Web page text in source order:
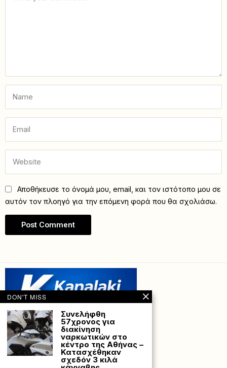
Αποθήκευσε το όνομά μου, email, και τον ιστότοπο μου σε
αυτόν τον πλοηγό για την επόμενη φορά που θα σχολιάσω.
DON'T MISS
Συνελήφθη
57χρονος για
διακίνηση
ναρκωτικών στο
κέντρο της Αθήνας –
Κατασχέθηκαν
σχεδόν 3 κιλά